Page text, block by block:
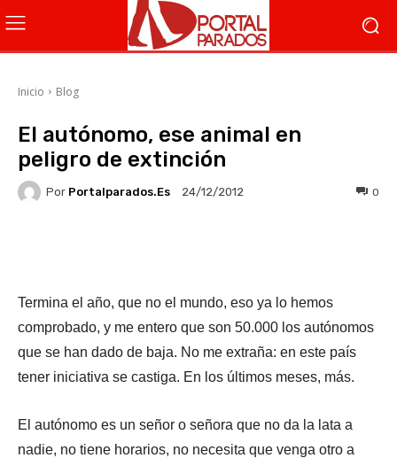
Inicio Blog
El autónomo, ese animal en
peligro de extinción
Por Portalparados.es 24/12/2012 0
Termina el año, que no el mundo, eso ya lo hemos
comprobado, y me entero que son 50.000 los autónomos
que se han dado de baja. No me extraña: en este país
tener iniciativa se castiga. En los últimos meses, más.
El autónomo es un señor o señora que no da la lata a
nadie, no tiene horarios, no necesita que venga otro a